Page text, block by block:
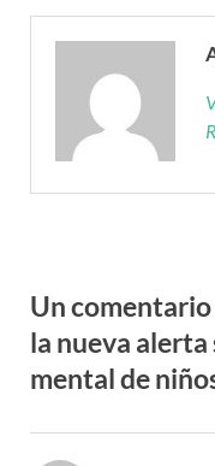
Un
la nueva alerta
mental de